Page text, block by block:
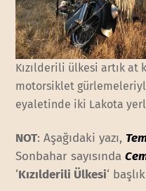
Kızılderili ülkesi artık
motorsiklet
eyaletinde iki Lakota
NOT: Aşağıdaki yazı,
Sonbahar sayısında
‘Kızılderili Ülkesi‘